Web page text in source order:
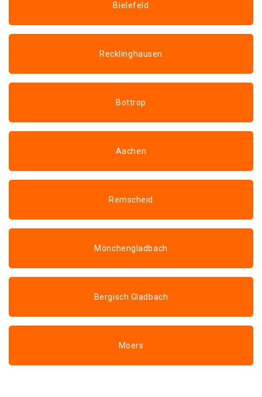
Bielefeld
Recklinghausen
Bottrop
Aachen
Remscheid
Mönchengladbach
Bergisch Gladbach
Moers